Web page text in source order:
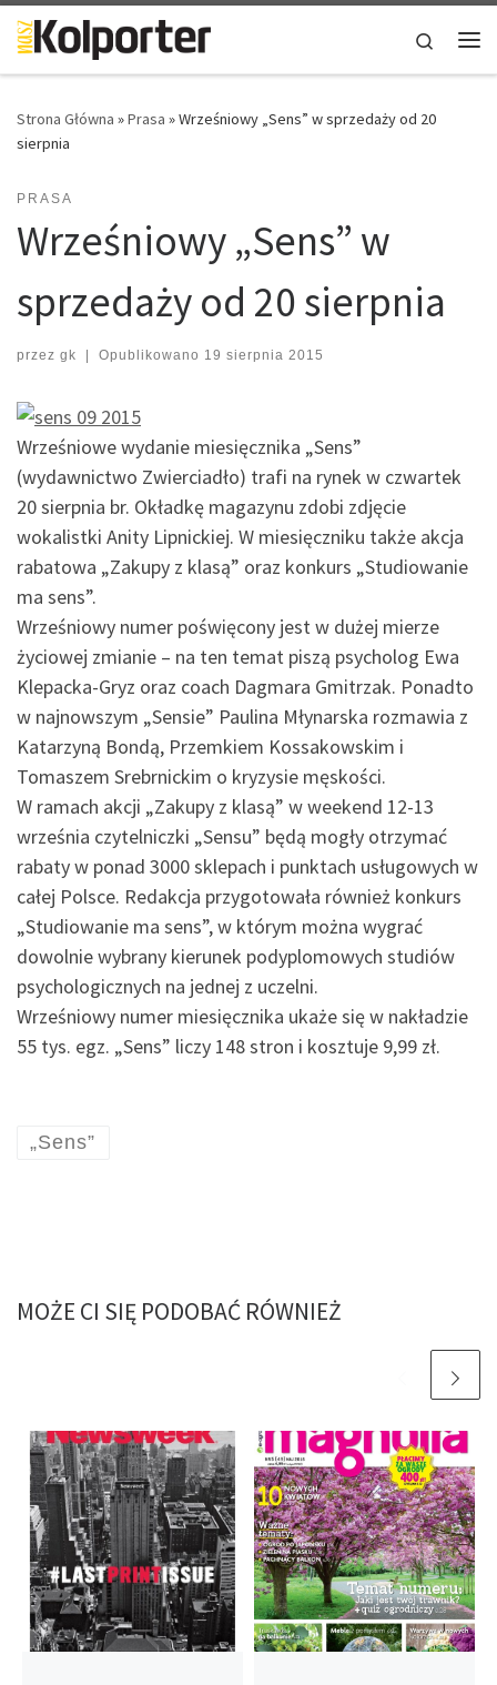
Skip to content
Search
Strona Główna »Prasa »Wrześniowy „Sens” w sprzedaży od 20
sierpnia
PRASA
Wrześniowy „Sens” w
sprzedaży od 20 sierpnia
przez gk | Opublikowano 19 sierpnia 2015
Wrześniowe wydanie miesięcznika „Sens”
(wydawnictwo Zwierciadło) trafi na rynek w czwartek
20 sierpnia br. Okładkę magazynu zdobi zdjęcie
wokalistki Anity Lipnickiej. W miesięczniku także akcja
rabatowa „Zakupy z klasą” oraz konkurs „Studiowanie
ma sens”.
Wrześniowy numer poświęcony jest w dużej mierze
życiowej zmianie – na ten temat piszą psycholog Ewa
Klepacka-Gryz oraz coach Dagmara Gmitrzak. Ponadto
w najnowszym „Sensie” Paulina Młynarska rozmawia z
Katarzyną Bondą, Przemkiem Kossakowskim i
Tomaszem Srebrnickim o kryzysie męskości.
W ramach akcji „Zakupy z klasą” w weekend 12-13
września czytelniczki „Sensu” będą mogły otrzymać
rabaty w ponad 3000 sklepach i punktach usługowych w
całej Polsce. Redakcja przygotowała również konkurs
„Studiowanie ma sens”, w którym można wygrać
dowolnie wybrany kierunek podyplomowych studiów
psychologicznych na jednej z uczelni.
Wrześniowy numer miesięcznika ukaże się w nakładzie
55 tys. egz. „Sens” liczy 148 stron i kosztuje 9,99 zł.
„Sens”
MOŻE CI SIĘ PODOBAĆ RÓWNIEŻ